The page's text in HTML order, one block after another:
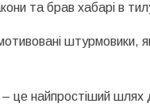
та брав хабарі в
штурмовики,
– це найпростіший